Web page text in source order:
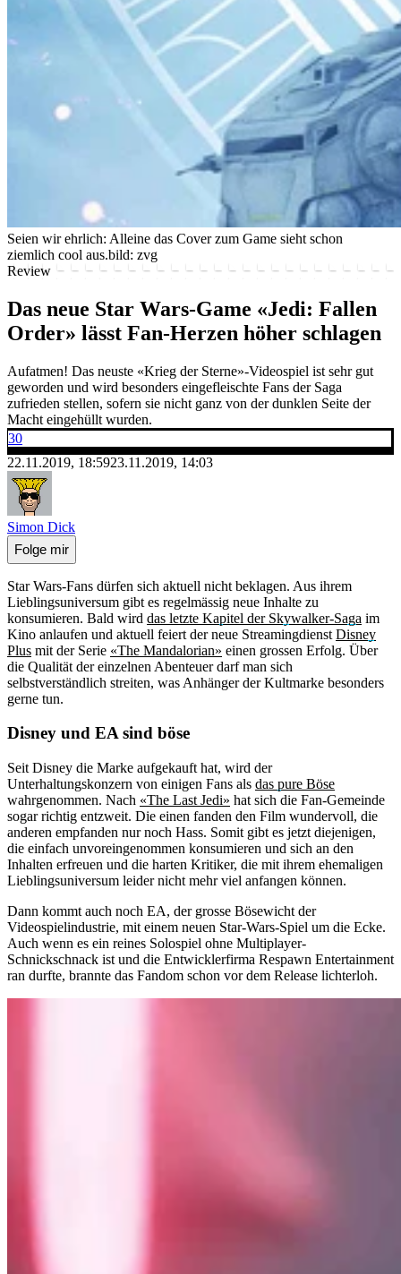
Seien wir ehrlich: Alleine das Cover zum Game sieht schon
ziemlich cool aus.bild: zvg
Review
Das neue Star Wars-Game «Jedi: Fallen
Order» lässt Fan-Herzen höher schlagen
Aufatmen! Das neuste «Krieg der Sterne»-Videospiel ist sehr gut
geworden und wird besonders eingefleischte Fans der Saga
zufrieden stellen, sofern sie nicht ganz von der dunklen Seite der
Macht eingehüllt wurden.
30
22.11.2019, 18:5923.11.2019, 14:03
Simon Dick
Folge mir
Star Wars-Fans dürfen sich aktuell nicht beklagen. Aus ihrem
Lieblingsuniversum gibt es regelmässig neue Inhalte zu
konsumieren. Bald wird das letzte Kapitel der Skywalker-Saga im
Kino anlaufen und aktuell feiert der neue Streamingdienst Disney
Plus mit der Serie «The Mandalorian» einen grossen Erfolg. Über
die Qualität der einzelnen Abenteuer darf man sich
selbstverständlich streiten, was Anhänger der Kultmarke besonders
gerne tun.
Disney und EA sind böse
Seit Disney die Marke aufgekauft hat, wird der
Unterhaltungskonzern von einigen Fans als das pure Böse
wahrgenommen. Nach «The Last Jedi» hat sich die Fan-Gemeinde
sogar richtig entzweit. Die einen fanden den Film wundervoll, die
anderen empfanden nur noch Hass. Somit gibt es jetzt diejenigen,
die einfach unvoreingenommen konsumieren und sich an den
Inhalten erfreuen und die harten Kritiker, die mit ihrem ehemaligen
Lieblingsuniversum leider nicht mehr viel anfangen können.
Dann kommt auch noch EA, der grosse Bösewicht der
Videospielindustrie, mit einem neuen Star-Wars-Spiel um die Ecke.
Auch wenn es ein reines Solospiel ohne Multiplayer-
Schnickschnack ist und die Entwicklerfirma Respawn Entertainment
ran durfte, brannte das Fandom schon vor dem Release lichterloh.